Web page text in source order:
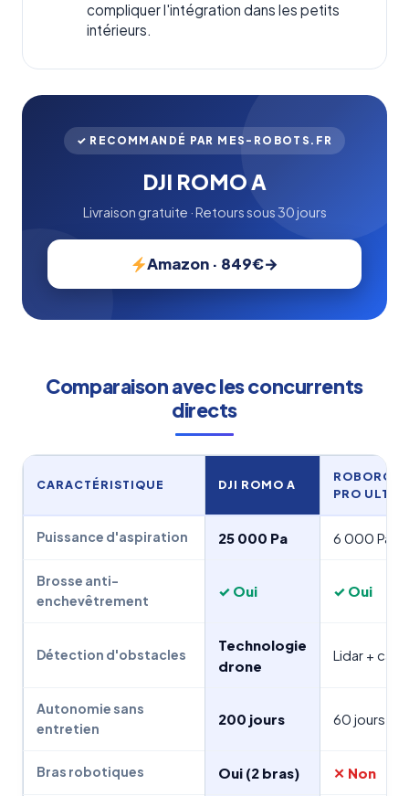
compliquer l'intégration dans les petits
intérieurs.
✓ RECOMMANDÉ PAR MES-ROBOTS.FR
DJI ROMO A
Livraison gratuite · Retours sous 30 jours
Amazon · 849€
Comparaison avec les concurrents
directs
CARACTÉRISTIQUE DJI ROMO A
PRO ULTRA
Puissance d'aspiration 25 000 Pa 6 000 Pa
Brosse anti-
enchevêtrement
✓ Oui ✓ Oui
Détection d'obstacles
Technologie
drone
Lidar +
Autonomie sans
entretien
200 jours 60 jours
Bras robotiques Oui (2 bras) ✕ Non